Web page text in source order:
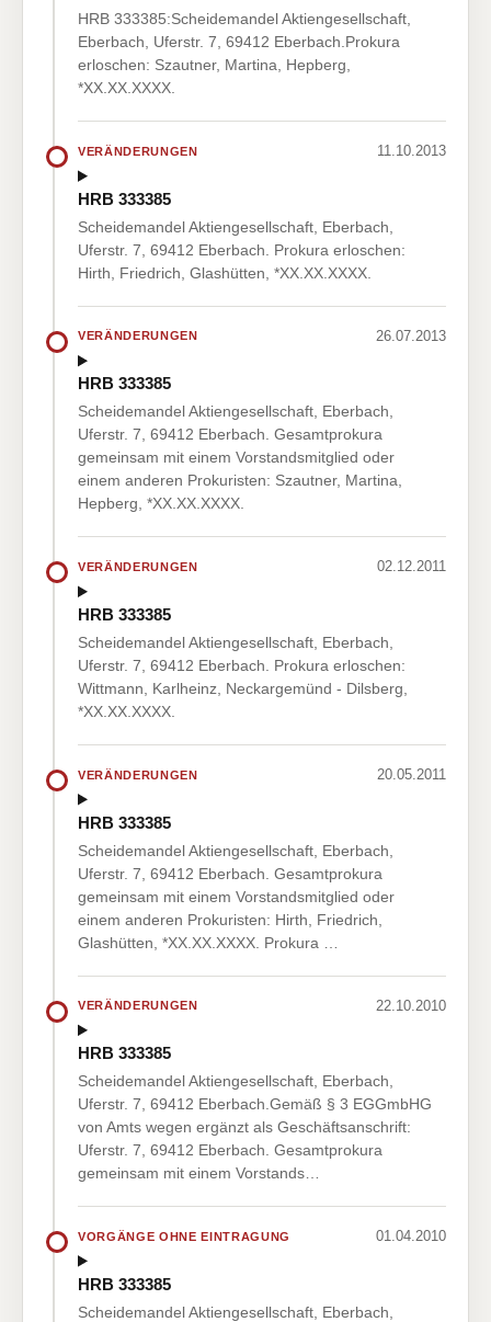
HRB 333385:Scheidemandel Aktiengesellschaft,
Eberbach, Uferstr. 7, 69412 Eberbach.Prokura
erloschen: Szautner, Martina, Hepberg,
*XX.XX.XXXX.
VERÄNDERUNGEN 11.10.2013
HRB 333385
Scheidemandel Aktiengesellschaft, Eberbach,
Uferstr. 7, 69412 Eberbach. Prokura erloschen:
Hirth, Friedrich, Glashütten, *XX.XX.XXXX.
VERÄNDERUNGEN 26.07.2013
HRB 333385
Scheidemandel Aktiengesellschaft, Eberbach,
Uferstr. 7, 69412 Eberbach. Gesamtprokura
gemeinsam mit einem Vorstandsmitglied oder
einem anderen Prokuristen: Szautner, Martina,
Hepberg, *XX.XX.XXXX.
VERÄNDERUNGEN 02.12.2011
HRB 333385
Scheidemandel Aktiengesellschaft, Eberbach,
Uferstr. 7, 69412 Eberbach. Prokura erloschen:
Wittmann, Karlheinz, Neckargemünd - Dilsberg,
*XX.XX.XXXX.
VERÄNDERUNGEN 20.05.2011
HRB 333385
Scheidemandel Aktiengesellschaft, Eberbach,
Uferstr. 7, 69412 Eberbach. Gesamtprokura
gemeinsam mit einem Vorstandsmitglied oder
einem anderen Prokuristen: Hirth, Friedrich,
Glashütten, *XX.XX.XXXX. Prokura …
VERÄNDERUNGEN 22.10.2010
HRB 333385
Scheidemandel Aktiengesellschaft, Eberbach,
Uferstr. 7, 69412 Eberbach.Gemäß § 3 EGGmbHG
von Amts wegen ergänzt als Geschäftsanschrift:
Uferstr. 7, 69412 Eberbach. Gesamtprokura
gemeinsam mit einem Vorstands…
VORGÄNGE OHNE EINTRAGUNG 01.04.2010
HRB 333385
Scheidemandel Aktiengesellschaft, Eberbach,